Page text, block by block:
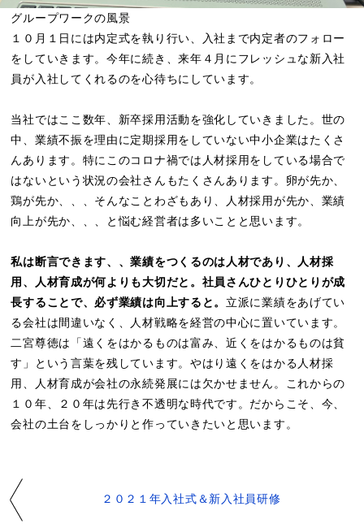
グループワークの風景
１０月１日には内定式を執り行い、入社まで内定者のフォロー
をしていきます。今年に続き、来年４月にフレッシュな新入社
員が入社してくれるのを心待ちにしています。
当社ではここ数年、新卒採用活動を強化していきました。世の
中、業績不振を理由に定期採用をしていない中小企業はたくさ
んあります。特にこのコロナ禍では人材採用をしている場合で
はないという状況の会社さんもたくさんあります。卵が先か、
鶏が先か、、、そんなことわざもあり、人材採用が先か、業績
向上が先か、、、と悩む経営者は多いことと思います。
私は断言できます、、業績をつくるのは人材であり、人材採
用、人材育成が何よりも大切だと。社員さんひとりひとりが成
長することで、必ず業績は向上すると。 立派に業績をあげてい
る会社は間違いなく、人材戦略を経営の中心に置いています。
二宮尊徳は「遠くをはかるものは富み、近くをはかるものは貧
す」という言葉を残しています。やはり遠くをはかる人材採
用、人材育成が会社の永続発展には欠かせません。これからの
１０年、２０年は先行き不透明な時代です。だからこそ、今、
会社の土台をしっかりと作っていきたいと思います。
２０２１年入社式＆新入社員研修